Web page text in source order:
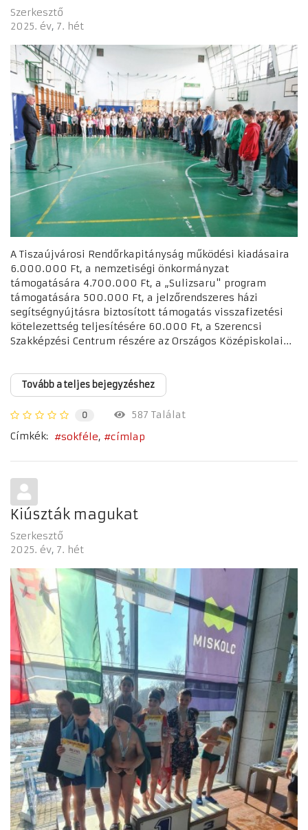
Szerkesztő
2025. év 7. hét
A Tiszaújvárosi Rendőrkapitányság működési kiadásaira
6.000.000 Ft, a nemzetiségi önkormányzat
támogatására 4.700.000 Ft, a „Sulizsaru" program
támogatására 500.000 Ft, a jelzőrendszeres házi
segítségnyújtásra biztosított támogatás visszafizetési
kötelezettség teljesítésére 60.000 Ft, a Szerencsi
Szakképzési Centrum részére az Országos Középiskolai...
Tovább a teljes bejegyzéshez
0
587 Találat
Címkék:
sokféle címlap
Kiúszták magukat
Szerkesztő
2025. év 7. hét